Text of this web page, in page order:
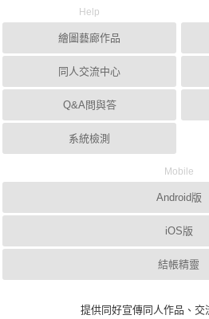
Help
繪圖藝廊作品
同人交流中心
Q&A問與答
系統檢測
Mobile
Android版
iOS版
結帳精靈
提供同好宣傳同人作品、交